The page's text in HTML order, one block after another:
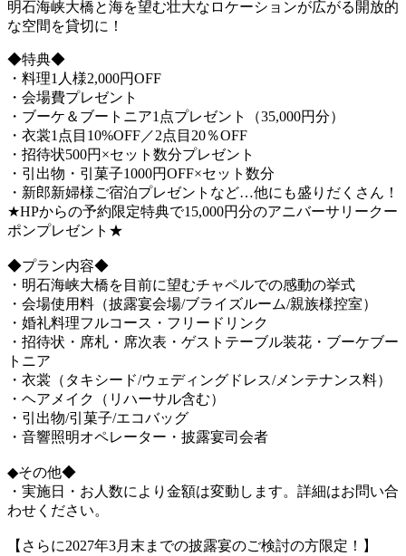
明石海峡大橋と海を望む壮大なロケーションが広がる開放的
な空間を貸切に！
◆特典◆
・料理1人様2,000円OFF
・会場費プレゼント
・ブーケ＆ブートニア1点プレゼント（35,000円分）
・衣裳1点目10%OFF／2点目20％OFF
・招待状500円×セット数分プレゼント
・引出物・引菓子1000円OFF×セット数分
・新郎新婦様ご宿泊プレゼントなど…他にも盛りだくさん！
★HPからの予約限定特典で15,000円分のアニバーサリークー
ポンプレゼント★
◆プラン内容◆
・明石海峡大橋を目前に望むチャペルでの感動の挙式
・会場使用料（披露宴会場/ブライズルーム/親族様控室）
・婚礼料理フルコース・フリードリンク
・招待状・席札・席次表・ゲストテーブル装花・ブーケブー
トニア
・衣裳（タキシード/ウェディングドレス/メンテナンス料）
・ヘアメイク（リハーサル含む）
・引出物/引菓子/エコバッグ
・音響照明オペレーター・披露宴司会者
◆その他◆
・実施日・お人数により金額は変動します。詳細はお問い合
わせください。
【さらに2027年3月末までの披露宴のご検討の方限定！】